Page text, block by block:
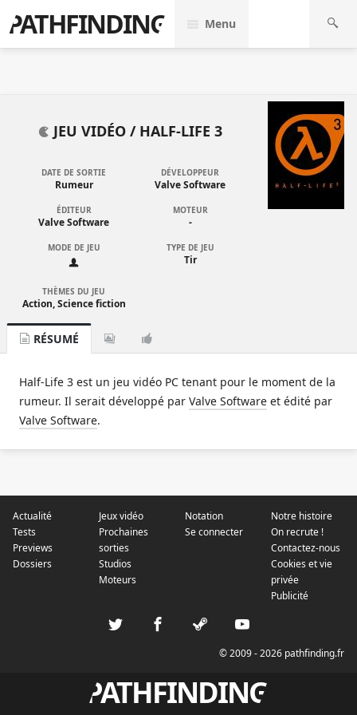
PATHFINDING Menu
JEU VIDÉO / HALF-LIFE 3
DATE DE SORTIE
Rumeur
DÉVELOPPEUR
Valve Software
ÉDITEUR
Valve Software
MOTEUR
-
MODE DE JEU TYPE DE JEU
Tir
THÈMES DU JEU
Action, Science fiction
RÉSUMÉ
Half-Life 3 est un jeu vidéo PC tenant pour le moment de la
rumeur. Il serait développé par Valve Software et édité par
Valve Software.
Actualité
Tests
Previews
Dossiers
Jeux vidéo
Prochaines
sorties
Studios
Moteurs
Notation
Se connecter
Notre histoire
On recrute !
Contactez-nous
Cookies et vie
privée
Publicité
© 2009 - 2026 pathfinding.fr
PATHFINDING